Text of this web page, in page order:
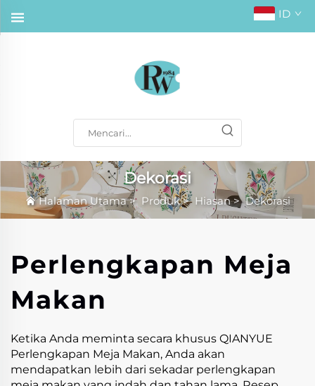
ID
Dekorasi
Halaman Utama> Produk> Hiasan>Dekorasi
Perlengkapan Meja
Makan
Ketika Anda meminta secara khusus QIANYUE
Perlengkapan Meja Makan, Anda akan
mendapatkan lebih dari sekadar perlengkapan